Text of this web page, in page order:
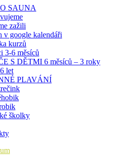
SAUNA
zažili
v google kalendáři
kurzů
3-6 měsíců
S DĚTMI 6 měsíců – 3 roky
let
PLAVÁNÍ
školky